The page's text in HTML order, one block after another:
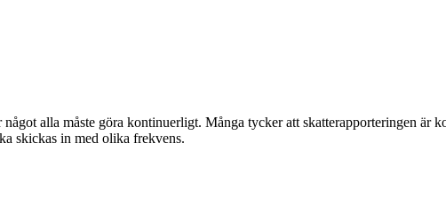
alla måste göra kontinuerligt. Många tycker att skatterapporteringen är
skickas in med olika frekvens.